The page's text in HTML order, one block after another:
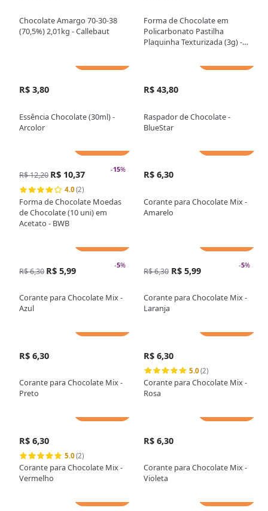
Chocolate Amargo 70-30-38
(70,5%) 2,01kg - Callebaut
Forma de Chocolate em
Policarbonato Pastilha
Plaquinha Texturizada (3g) -
R$ 3,80
Essência Chocolate (30ml) -
Arcolor
R$ 43,80
Raspador de Chocolate -
BlueStar
-15%
R$ 12,20 R$ 10,37
4.0(2)
Forma de Chocolate Moedas
de Chocolate (10 uni) em
Acetato - BWB
R$ 6,30
Corante para Chocolate Mix -
Amarelo
-5%
R$ 6,30 R$ 5,99
Corante para Chocolate Mix -
Azul
-5%
R$ 6,30 R$ 5,99
Corante para Chocolate Mix -
Laranja
R$ 6,30
Corante para Chocolate Mix -
Preto
R$ 6,30
5.0(2)
Corante para Chocolate Mix -
Rosa
R$ 6,30
5.0(2)
Corante para Chocolate Mix -
Vermelho
R$ 6,30
Corante para Chocolate Mix -
Violeta